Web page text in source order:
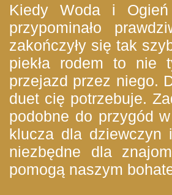
Kiedy Woda i
przypominało
zakończyły się tak
piekła rodem to nie
przejazd przez niego.
duet cię potrzebuje.
podobne do przygód w
klucza dla dziewczyn
niezbędne dla
pomogą naszym